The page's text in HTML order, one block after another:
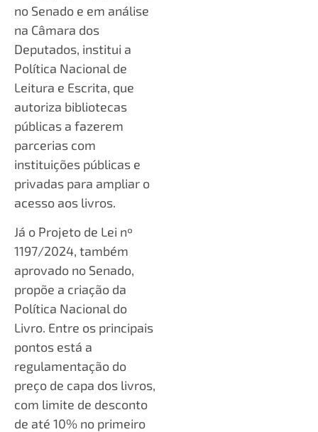
no Senado e em análise
na Câmara dos
Deputados, institui a
Política Nacional de
Leitura e Escrita, que
autoriza bibliotecas
públicas a fazerem
parcerias com
instituições públicas e
privadas para ampliar o
acesso aos livros.
Já o Projeto de Lei nº
1197/2024, também
aprovado no Senado,
propõe a criação da
Política Nacional do
Livro. Entre os principais
pontos está a
regulamentação do
preço de capa dos livros,
com limite de desconto
de até 10% no primeiro